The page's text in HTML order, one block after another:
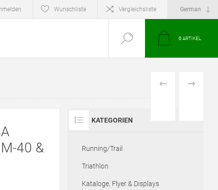
Wunschliste Vergleichsliste
0 ARTIKEL
VORHERIGES
40 &
KATEGORIEN
Running/Trail
Triathlon
Kataloge, Flyer & Displays